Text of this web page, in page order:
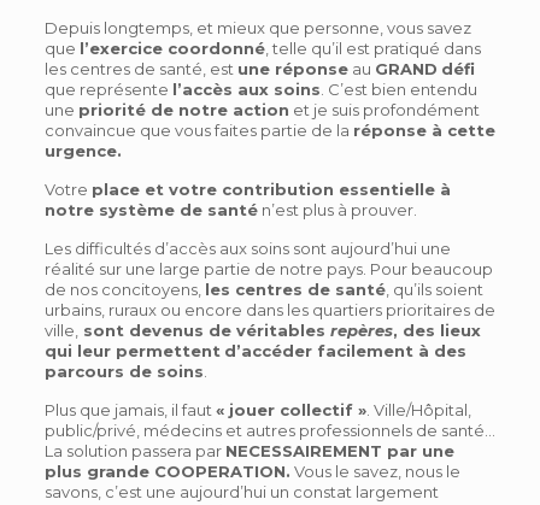
Depuis longtemps, et mieux que personne, vous savez
que l’exercice coordonné, telle qu’il est pratiqué dans
les centres de santé, est une réponseau GRAND défi
que représente l’accès aux soins . C’est bien entendu
une priorité de notre action et je suis profondément
convaincue que vous faites partie de la réponse à cette
urgence.
Votre place et votre contribution essentielle à
notre système de santén’est plus à prouver.
Les difficultés d’accès aux soins sont aujourd’hui une
réalité sur une large partie de notre pays. Pour beaucoup
de nos concitoyens, les centres de santé, qu’ils soient
urbains, ruraux ou encore dans les quartiers prioritaires de
ville, sont devenus de véritables repères, des lieux
qui leur permettent d’accéder facilement à des
parcours de soins
Plus que jamais, il faut « jouer collectif ». Ville/Hôpital,
public/privé, médecins et autres professionnels de santé…
La solution passera par NECESSAIREMENT par une
plus grande COOPERATION. Vous le savez, nous le
savons, c’est une aujourd’hui un constat largement